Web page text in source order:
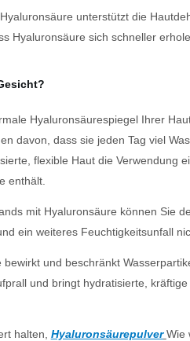
unterstützt die
Hyaluronsäure sich schneller
Hyaluronsäurespiegel Ihrer
davon, dass sie jeden Tag viel
flexible Haut die Verwendung
enthält.
mit Hyaluronsäure können Sie
ein weiteres Feuchtigkeitsunfall
und beschränkt
und bringt hydratisierte, kräftige
halten, Hyaluronsäurepulver Wie